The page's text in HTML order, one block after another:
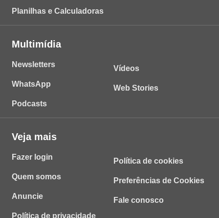
Planilhas e Calculadoras
Multimídia
Newsletters
WhatsApp
Podcasts
Vídeos
Web Stories
Veja mais
Fazer login
Quem somos
Anuncie
Política de privacidade
Política de cookies
Preferências de Cookies
Fale conosco